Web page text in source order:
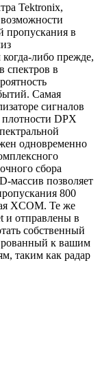
Tektronix,
пропускания в
либо прежде,
спектров в
Самая
сигналов
DPX
одновременно
сбора
массив позволяет
800
XCOM. Те же
и отправлены в
собственный
к вашим
таким как радар